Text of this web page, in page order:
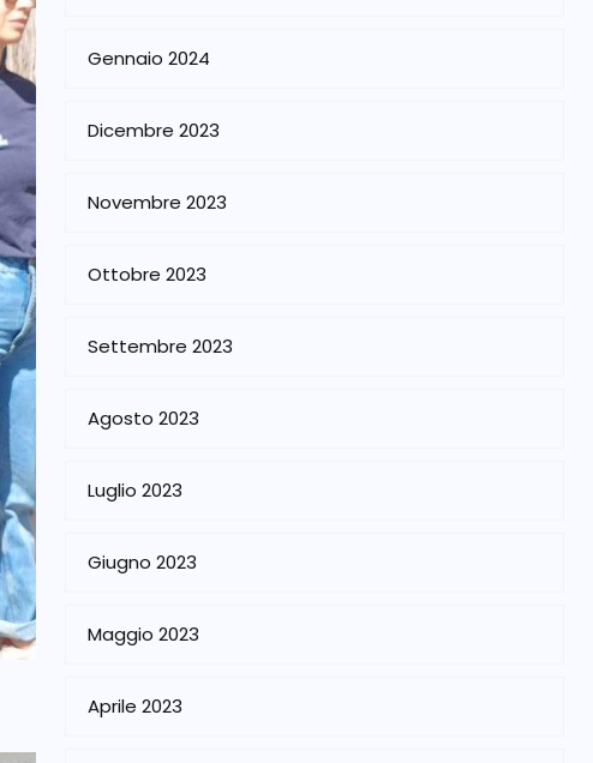
Gennaio 2024
Dicembre 2023
Novembre 2023
Ottobre 2023
Settembre 2023
Agosto 2023
Luglio 2023
Giugno 2023
Maggio 2023
Aprile 2023